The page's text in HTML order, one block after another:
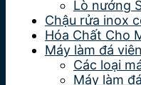
Lò nướng
Chậu rửa inox
Hóa Chất Cho
Máy làm đá viên
Các loại
Máy làm